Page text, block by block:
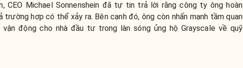
CEO Michael Sonnenshein đã tự tin trả lời rằng công ty ông hoàn
hợp có thể xảy ra. Bên cạnh đó, ông còn nhấn mạnh tầm quan
động cho nhà đầu tư trong làn sóng ủng hộ Grayscale về quỹ